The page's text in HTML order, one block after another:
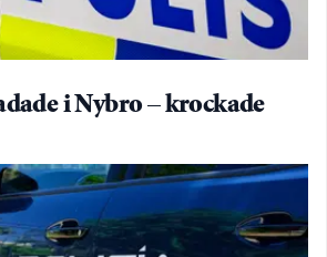
i Nybro – krockade